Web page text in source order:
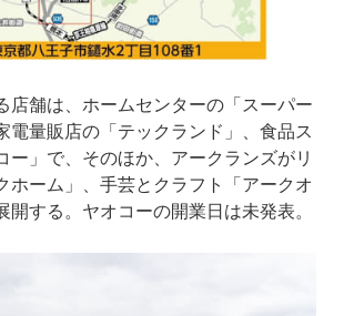
店舗は、ホームセンターの「スーパー
電量販店の「テックランド」、食品ス
ー」で、そのほか、アークランズがリ
ホーム」、手芸とクラフト「アークオ
開する。ヤオコーの開業日は未発表。